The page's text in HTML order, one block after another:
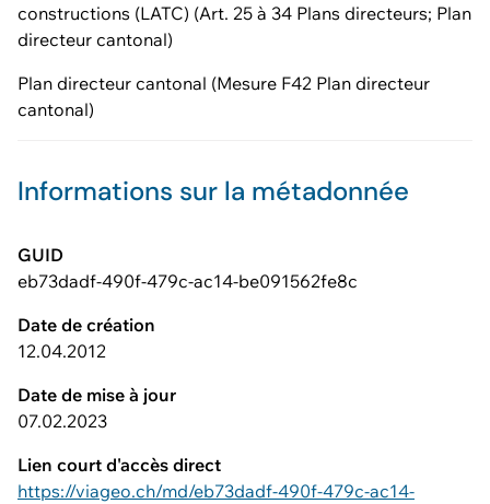
constructions (LATC) (Art. 25 à 34 Plans directeurs; Plan
directeur cantonal)
Plan directeur cantonal (Mesure F42 Plan directeur
cantonal)
Informations sur la métadonnée
GUID
eb73dadf-490f-479c-ac14-be091562fe8c
Date de création
12.04.2012
Date de mise à jour
07.02.2023
Lien court d'accès direct
https://viageo.ch/md/eb73dadf-490f-479c-ac14-